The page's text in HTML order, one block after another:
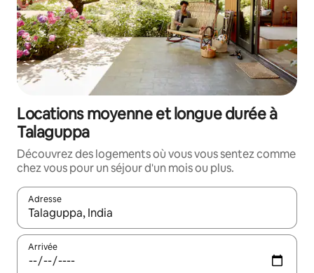
Locations moyenne et longue durée à
Talaguppa
Découvrez des logements où vous vous sentez comme
chez vous pour un séjour d'un mois ou plus.
Adresse
Lorsque les résultats s'affichent, utilisez les flèches vers le
Arrivée